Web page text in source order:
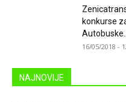
konkurse
16/05/2018 -
NAJNOVIJE